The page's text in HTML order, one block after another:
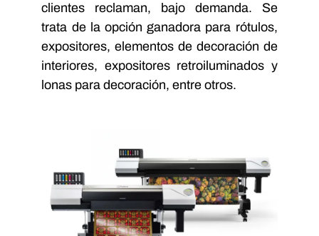
clientes reclaman, bajo demanda. Se
trata de la opción ganadora para rótulos,
expositores, elementos de decoración de
interiores, expositores retroiluminados y
lonas para decoración, entre otros.